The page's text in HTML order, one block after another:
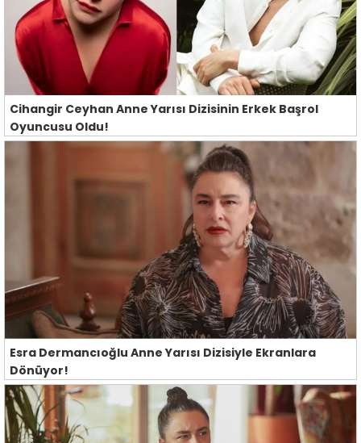
Cihangir Ceyhan Anne Yarısı Dizisinin Erkek Başrol
Oyuncusu Oldu!
Esra Dermancıoğlu Anne Yarısı Dizisiyle Ekranlara
Dönüyor!